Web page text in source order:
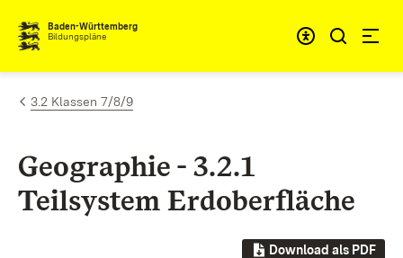
Zum Inhalt springen
Baden-Württemberg
Bildungspläne
3.2 Klassen 7/8/9
Geographie - 3.2.1
Teilsystem Erdoberfläche
Download als PDF